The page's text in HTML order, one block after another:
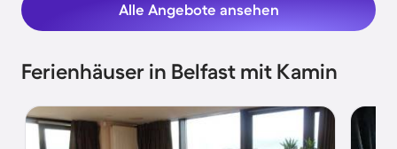
Alle Angebote ansehen
Ferienhäuser in Belfast mit Kamin